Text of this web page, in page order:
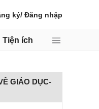
ký/ Đăng nhập
Tiện ích
GIÁO DỤC-